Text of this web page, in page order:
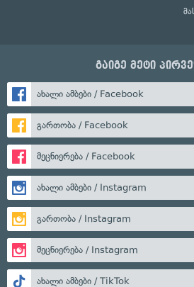
გაიგე მეტი
ახალი ამბები / Facebook
გართობა / Facebook
მეცნიერება / Facebook
ახალი ამბები / Instagram
გართობა / Instagram
მეცნიერება / Instagram
ახალი ამბები / TikTok